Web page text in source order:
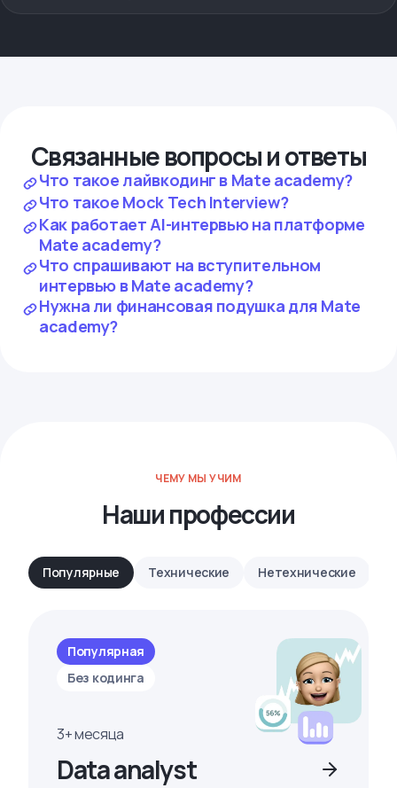
Связанные вопросы и ответы
Что такое лайвкодинг в Mate academy?
Что такое Mock Tech Interview?
Как работает AI-интервью на платформе
Mate academy?
Что спрашивают на вступительном
интервью в Mate academy?
Нужна ли финансовая подушка для Mate
academy?
ЧЕМУ МЫ УЧИМ
Наши профессии
Популярные Технические Нетехнические
Популярная
Без кодинга
3+ месяца
Data analyst